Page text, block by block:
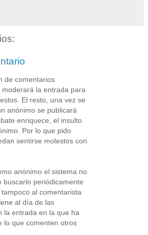
de comentarios
la entrada para
El resto, una vez se
anónimo se publicará
enriquece, el insulto
Por lo que pido
sentirse molestos con
anónimo el sistema no
buscarlo periódicamente
al comentarista
al día de las
la entrada en la que ha
lo que comenten otros